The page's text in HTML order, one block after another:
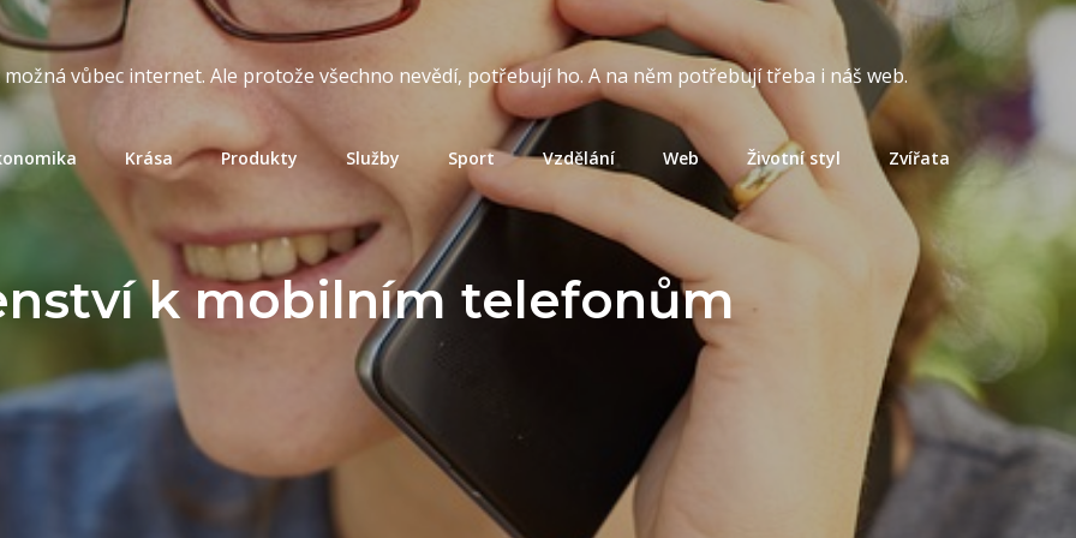
vůbec internet. Ale protože všechno nevědí, potřebují ho. A na něm potřebují třeba i náš web.
Krása Produkty Služby Sport Vzdělání Web Životní styl Zvířata
k mobilním telefonům